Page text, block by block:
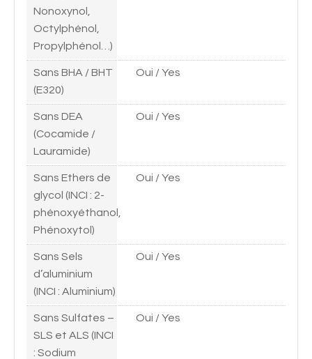
Nonoxynol,
Octylphénol,
Propylphénol…)
Sans BHA / BHT
(E320)
Oui / Yes
Sans DEA
(Cocamide /
Lauramide)
Oui / Yes
Sans Ethers de
glycol (INCI : 2-
phénoxyéthanol,
Phénoxytol)
Oui / Yes
Sans Sels
d’aluminium
(INCI : Aluminium)
Oui / Yes
Sans Sulfates –
SLS et ALS (INCI
: Sodium
Oui / Yes